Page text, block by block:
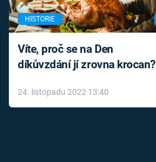
HISTORIE
Víte, proč se na Den
díkůvzdání jí zrovna krocan?
24. listopadu 2022 13:40